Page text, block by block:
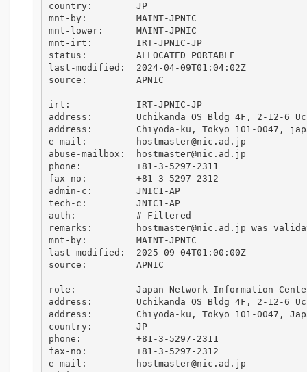
country:        JP
mnt-by:         MAINT-JPNIC
mnt-lower:      MAINT-JPNIC
mnt-irt:        IRT-JPNIC-JP
status:         ALLOCATED PORTABLE
last-modified:  2024-04-09T01:04:02Z
source:         APNIC
irt:            IRT-JPNIC-JP
address:        Uchikanda OS Bldg 4F, 2-12-6
address:        Chiyoda-ku, Tokyo 101-0047,
e-mail:         hostmaster@nic.ad.jp
abuse-mailbox:  hostmaster@nic.ad.jp
phone:          +81-3-5297-2311
fax-no:         +81-3-5297-2312
admin-c:        JNIC1-AP
tech-c:         JNIC1-AP
auth:           # Filtered
remarks:        hostmaster@nic.ad.jp was
mnt-by:         MAINT-JPNIC
last-modified:  2025-09-04T01:00:00Z
source:         APNIC
role:           Japan Network Information
address:        Uchikanda OS Bldg 4F, 2-12-6
address:        Chiyoda-ku, Tokyo 101-0047,
country:        JP
phone:          +81-3-5297-2311
fax-no:         +81-3-5297-2312
e-mail:         hostmaster@nic.ad.jp